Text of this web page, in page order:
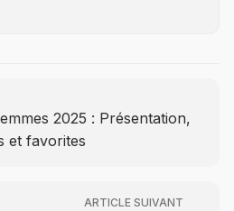
2025 : Présentation,
et favorites
ARTICLE SUIVANT